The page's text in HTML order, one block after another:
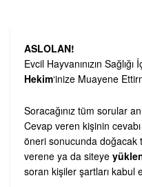
ASLOLAN!
Evcil Hayvanınızın
Hekim‘inize Muayene
Soracağınız tüm sorular
Cevap veren kişinin
öneri sonucunda doğacak
verene ya da siteye
soran kişiler şartları kabul